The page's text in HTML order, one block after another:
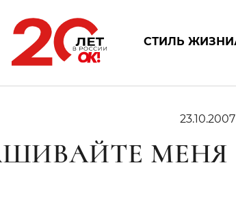
СТИЛЬ ЖИЗНИ
23.10.2007
МЕНЯ